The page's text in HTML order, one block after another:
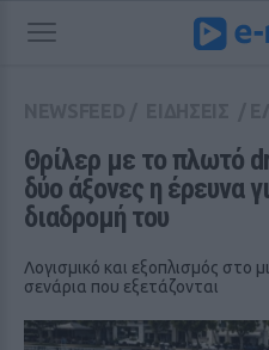
Θρίλερ με το πλωτό
δύο άξονες η έρευνα
διαδρομή του
Λογισμικό και εξοπλισμός στο
σενάρια που εξετάζονται